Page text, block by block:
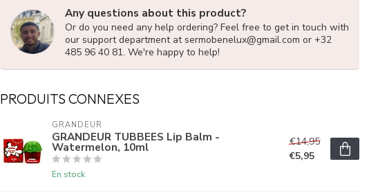
Any questions about this product?
Or do you need any help ordering? Feel free to get in touch with
our support department at sermobenelux@gmail.com or +32
485 96 40 81. We're happy to help!
PRODUITS CONNEXES
GRANDEUR
GRANDEUR TUBBEES Lip Balm -
Watermelon, 10ml
En stock
€14,95
€5,95